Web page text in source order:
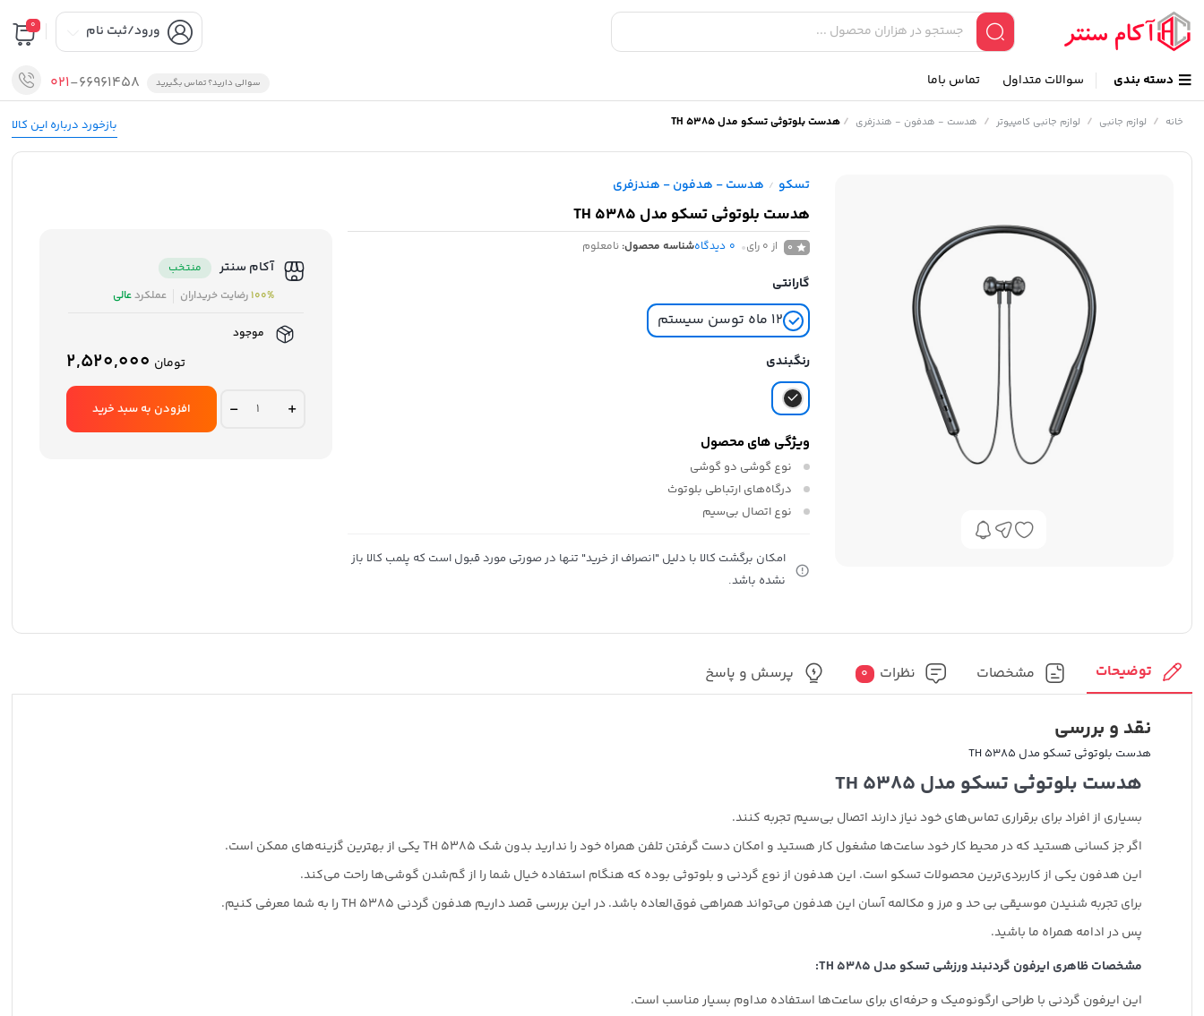
ورود/ثبت نام 0
دسته بندی سوالات متداول تماس باما سوالی دارید؟ تماس بگیرید 021-66961458
بازخورد درباره این کالا خانه / لوازم جانبی / لوازم جانبی کامپیوتر / هدست - هدفون - هندزفری /هدست بلوتوثی تسکو مدل TH 5385
تسکو / هدست - هدفون - هندزفری
هدست بلوتوثی تسکو مدل TH 5385
0 از 0 رای 0 دیدگاهشناسه محصول: نامعلوم
گارانتی
۱۲ ماه توسن سیستم
رنگبندی
ویژگی های محصول
نوع گوشی دو گوشی
درگاه‌های ارتباطی بلوتوث
نوع اتصال بی‌سیم
امکان برگشت کالا با دلیل "انصراف از خرید" تنها در صورتی مورد قبول است که پلمب کالا باز
نشده باشد.
آکام سنتر
منتخب
100%رضایت خریداران عملکردعالی
موجود
تومان
هدست
بلوتوثی افزودن به سبد خرید
توضیحات مشخصات نظرات 0 پرسش و پاسخ
نقد و بررسی
هدست بلوتوثی تسکو مدل TH 5385
هدست بلوتوثی تسکو مدل TH 5385
بسیاری از افراد برای برقراری تماس‌های خود نیاز دارند اتصال بی‌سیم تجربه کنند.
اگر جز کسانی هستید که در محیط کار خود ساعت‌ها مشغول کار هستید و امکان دست گرفتن تلفن همراه خود را ندارید بدون شک TH 5385 یکی از بهترین گزینه‌های ممکن است.
این هدفون یکی از کاربردی‌ترین محصولات تسکو است. این هدفون از نوع گردنی و بلوتوثی بوده که هنگام استفاده خیال شما را از گم‌شدن گوشی‌ها راحت می‌کند.
برای تجربه شنیدن موسیقی بی حد و مرز و مکالمه آسان این هدفون می‌تواند همراهی فوق‌العاده‌ باشد. در این بررسی قصد داریم هدفون گردنی TH 5385 را به شما معرفی کنیم.
پس در ادامه همراه ما باشید.
مشخصات ظاهری ایرفون گردنبند ورزشی تسکو مدل TH 5385:
این ایرفون گردنی با طراحی ارگونومیک و حرفه‌ای برای ساعت‌ها استفاده مداوم بسیار مناسب است.